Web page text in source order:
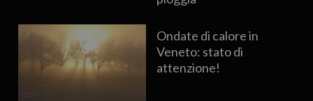
Ondate di calore in
Veneto: stato di
attenzione!